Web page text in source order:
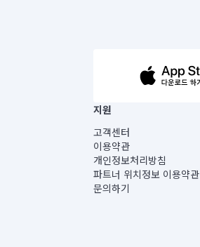
지원
고객센터
이용약관
개인정보처리방침
파트너 위치정보 이용약관
문의하기